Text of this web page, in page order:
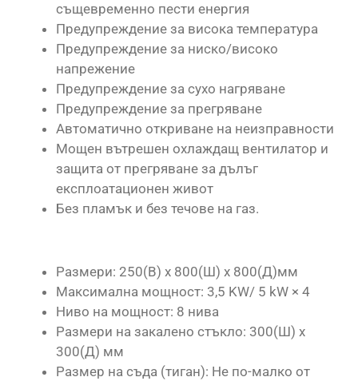
същевременно пести енергия
Предупреждение за висока температура
Предупреждение за ниско/високо
напрежение
Предупреждение за сухо нагряване
Предупреждение за прегряване
Автоматично откриване на неизправности
Мощен вътрешен охлаждащ вентилатор и
защита от прегряване за дълъг
експлоатационен живот
Без пламък и без течове на газ.
Размери: 250(В) x 800(Ш) x 800(Д)мм
Максимална мощност: 3,5 KW/ 5 kW × 4
Ниво на мощност: 8 нива
Размери на закалено стъкло: 300(Ш) x
300(Д) мм
Размер на съда (тиган): Не по-малко от